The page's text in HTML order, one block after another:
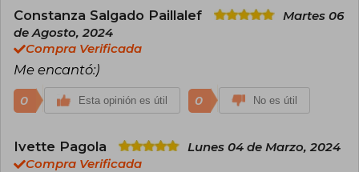
Constanza Salgado Paillalef
Martes 06
de Agosto, 2024
Compra Verificada
Me encantó:)
0 Esta opinión es útil 0 No es útil
Ivette Pagola
Lunes 04 de Marzo, 2024
Compra Verificada